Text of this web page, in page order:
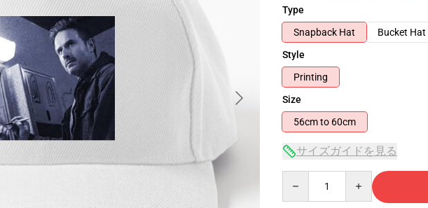
Type
Snapback Hat
Bucket Hat
Style
Printing
Size
56cm to 60cm
サイズガイドを見る